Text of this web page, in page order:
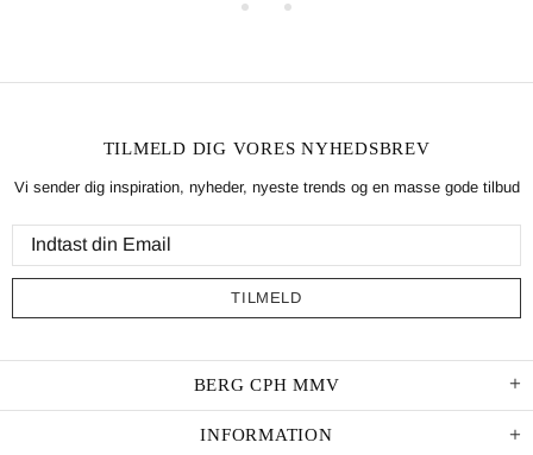
TILMELD DIG VORES NYHEDSBREV
Vi sender dig inspiration, nyheder, nyeste trends og en masse gode tilbud
BERG CPH MMV
INFORMATION